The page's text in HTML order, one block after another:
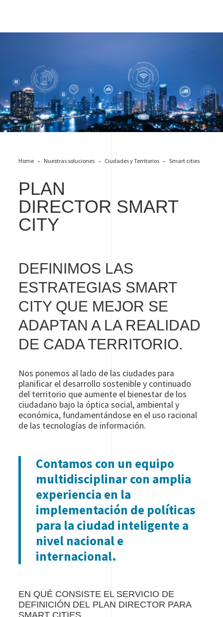
Home Nuestras soluciones Ciudades y Territorios Smart cities
PLAN
DIRECTOR SMART
CITY
DEFINIMOS LAS
ESTRATEGIAS SMART
CITY QUE MEJOR SE
ADAPTAN A LA REALIDAD
DE CADA TERRITORIO.
Nos ponemos al lado de las ciudades para
planificar el desarrollo sostenible y continuado
del territorio que aumente el bienestar de los
ciudadano bajo la óptica social, ambiental y
económica, fundamentándose en el uso racional
de las tecnologías de información.
Contamos con un equipo
multidisciplinar con amplia
experiencia en la
implementación de políticas
para la ciudad inteligente a
nivel nacional e
internacional.
EN QUÉ CONSISTE EL SERVICIO DE
DEFINICIÓN DEL PLAN DIRECTOR PARA
SMART CITIES